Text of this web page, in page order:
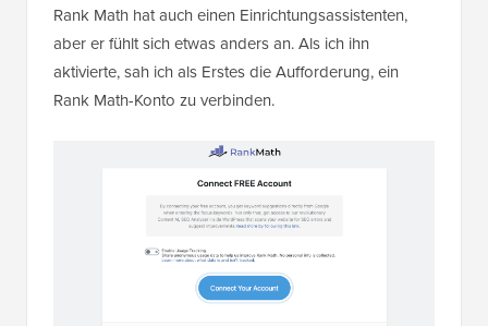
Rank Math hat auch einen Einrichtungsassistenten,
aber er fühlt sich etwas anders an. Als ich ihn
aktivierte, sah ich als Erstes die Aufforderung, ein
Rank Math-Konto zu verbinden.